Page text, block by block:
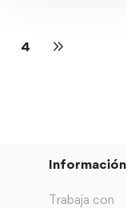
4
Información
Trabaja con